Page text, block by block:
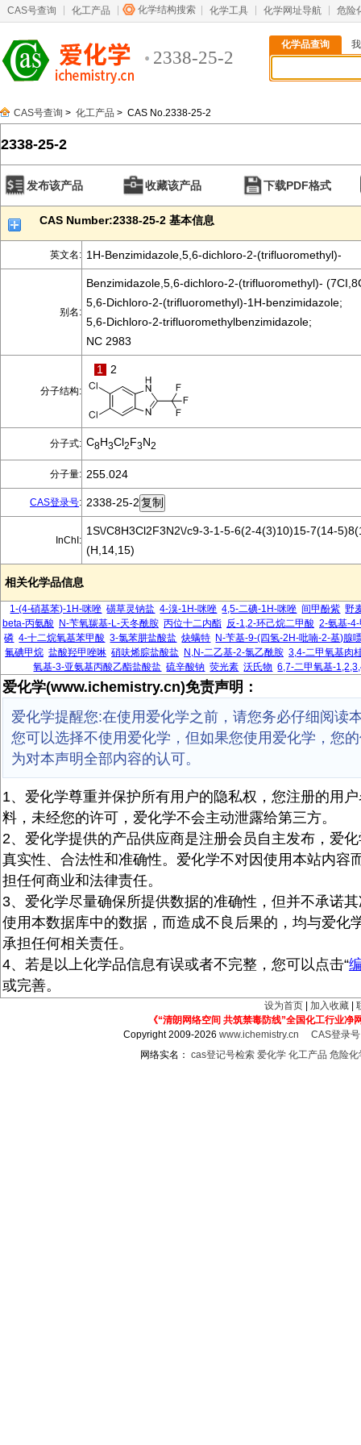
CAS号查询 化工产品 化学结构搜索 化学工具 化学网址导航 危险
2338-25-2
化学品查询
CAS号查询 > 化工产品 > CAS No.2338-25-2
2338-25-2
发布该产品 收藏该产品 下载PDF格式
CAS Number:2338-25-2 基本信息
英文名: 1H-Benzimidazole,5,6-dichloro-2-(trifluoromethyl)-
别名:
Benzimidazole,5,6-dichloro-2-(trifluoromethyl)-
5,6-Dichloro-2-(trifluoromethyl)-1H-benzimidazole;
5,6-Dichloro-2-trifluoromethylbenzimidazole;
NC 2983
分子结构:
1 2
分子式: C8H3Cl2F3N2
分子量: 255.024
CAS登录号: 2338-25-2
InChI:
1S\/C8H3Cl2F3N2\/c9-3-1-5-6(2-4(3)10)15-7(14-
(H,14,15)
相关化学品信息
1-(4-硝基苯)-1H-咪唑 磺草灵钠盐 4-溴-1H-咪唑 4,5-二碘-1H-咪唑 间甲酚紫 野
beta-丙氨酸
N-苄氧羰基-L-天冬酰胺 丙位十二内酯 反-1,2-环己烷二甲酸 2-氨基-
磷 4-十二烷氧基苯甲酸 3-氯苯肼盐酸盐 炔螨特 N-苄基-9-(四氢-2H-吡喃-2-基)腺
氟碘甲烷 盐酸羟甲唑啉 硝呋烯腙盐酸盐 N,N-二乙基-2-氯乙酰胺 3,4-二甲氧基肉
氧基-3-亚氨基丙酸乙酯盐酸盐 硫辛酸钠 荧光素 沃氏物 6,7-二甲氧基-
爱化学(www.ichemistry.cn)免责声明：
爱化学提醒您:在使用爱化学之前，请您务必仔细阅读
您可以选择不使用爱化学，但如果您使用爱化学，您
为对本声明全部内容的认可。
1、爱化学尊重并保护所有用户的隐私权，您注册的用
料，未经您的许可，爱化学不会主动泄露给第三方。
2、爱化学提供的产品供应商是注册会员自主发布，爱
真实性、合法性和准确性。爱化学不对因使用本站内容
担任何商业和法律责任。
3、爱化学尽量确保所提供数据的准确性，但并不承诺
使用本数据库中的数据，而造成不良后果的，均与爱化
承担任何相关责任。
4、若是以上化学品信息有误或者不完整，您可以点击“
或完善。
设为首页 加入收藏
《“清朗网络空间 共筑禁毒防线”全国化工行业净
Copyright 2009-2026www.ichemistry.cn
CAS登录
网络实名： cas登记号检索 爱化学 化工产品 危险化